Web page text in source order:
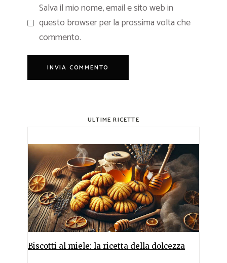
Salva il mio nome, email e sito web in
questo browser per la prossima volta che
commento.
ULTIME RICETTE
Biscotti al miele: la ricetta della dolcezza